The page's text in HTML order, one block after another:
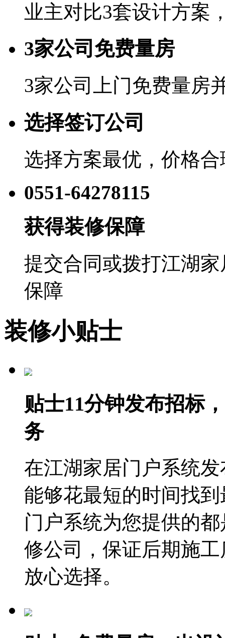
业主对比3套设计方案
3家公司免费量房
3家公司上门免费量房
选择签订公司
选择方案最优，价格
0551-64278115
获得装修保障
提交合同或拨打江湖
保障
装修小贴士
贴士11分钟发布招标
务
在江湖家居门户系统
能够花最短的时间找
门户系统为您提供的
修公司，保证后期施
放心选择。